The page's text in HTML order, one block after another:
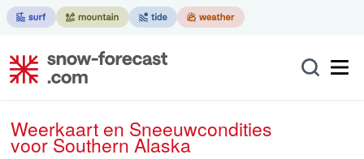
Weerkaart en Sneeuwcondities
voor Southern Alaska